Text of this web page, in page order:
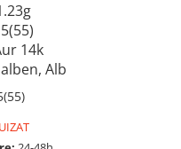
14k
Alb